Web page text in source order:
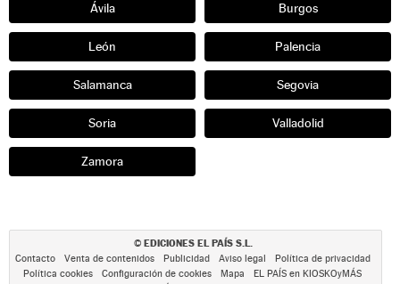
Ávila Burgos
León Palencia
Salamanca Segovia
Soria Valladolid
Zamora
© EDICIONES EL PAÍS S.L.
Contacto Venta de contenidos Publicidad Aviso legal
Política de privacidad
Política cookies
Configuración de cookies Mapa
EL PAÍS en KIOSKOyMÁS